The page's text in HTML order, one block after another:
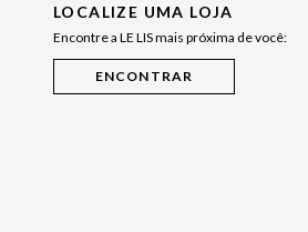
LOCALIZE UMA LOJA
Encontre a LE LIS mais próxima de você: